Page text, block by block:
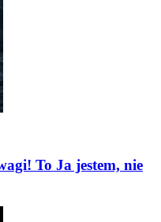
To Ja jestem, nie